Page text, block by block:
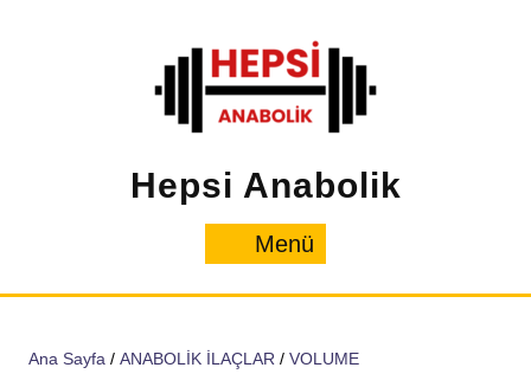
Hepsi Anabolik
Menü
Ana Sayfa / ANABOLİK İLAÇLAR / VOLUME